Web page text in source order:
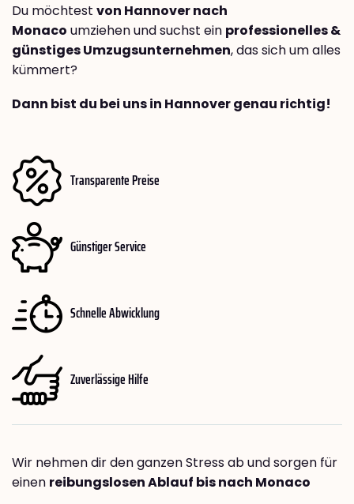
Du möchtest von Hannover nach
Monaco umziehen und suchst ein professionelles &
günstiges Umzugsunternehmen, das sich um alles
kümmert?
Dann bist du bei uns in Hannover genau richtig!
Transparente Preise
Günstiger Service
Schnelle Abwicklung
Zuverlässige Hilfe
Wir nehmen dir den ganzen Stress ab und sorgen für
einen reibungslosen Ablauf bis nach Monaco